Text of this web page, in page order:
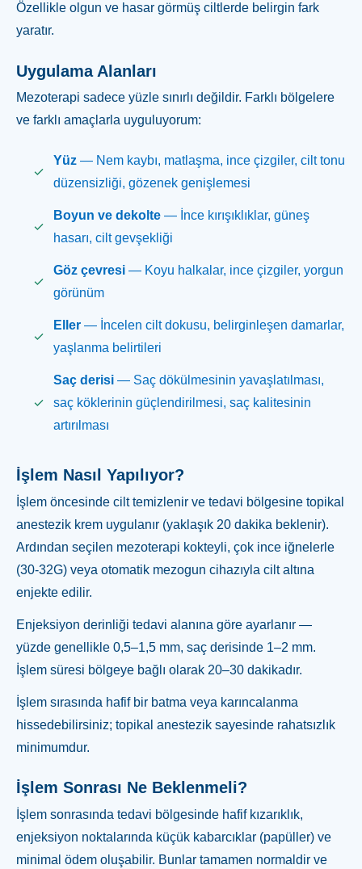
Özellikle olgun ve hasar görmüş ciltlerde belirgin fark
yaratır.
Uygulama Alanları
Mezoterapi sadece yüzle sınırlı değildir. Farklı bölgelere
ve farklı amaçlarla uyguluyorum:
Yüz— Nem kaybı, matlaşma, ince çizgiler, cilt tonu
düzensizliği, gözenek genişlemesi
Boyun ve dekolte— İnce kırışıklıklar, güneş
hasarı, cilt gevşekliği
Göz çevresi— Koyu halkalar, ince çizgiler, yorgun
görünüm
Eller— İncelen cilt dokusu, belirginleşen damarlar,
yaşlanma belirtileri
Saç derisi— Saç dökülmesinin yavaşlatılması,
saç köklerinin güçlendirilmesi, saç kalitesinin
artırılması
İşlem Nasıl Yapılıyor?
İşlem öncesinde cilt temizlenir ve tedavi bölgesine topikal
anestezik krem uygulanır (yaklaşık 20 dakika beklenir).
Ardından seçilen mezoterapi kokteyli, çok ince iğnelerle
(30-32G) veya otomatik mezogun cihazıyla cilt altına
enjekte edilir.
Enjeksiyon derinliği tedavi alanına göre ayarlanır —
yüzde genellikle 0,5–1,5 mm, saç derisinde 1–2 mm.
İşlem süresi bölgeye bağlı olarak 20–30 dakikadır.
İşlem sırasında hafif bir batma veya karıncalanma
hissedebilirsiniz; topikal anestezik sayesinde rahatsızlık
minimumdur.
İşlem Sonrası Ne Beklenmeli?
İşlem sonrasında tedavi bölgesinde hafif kızarıklık,
enjeksiyon noktalarında küçük kabarcıklar (papüller) ve
minimal ödem oluşabilir. Bunlar tamamen normaldir ve